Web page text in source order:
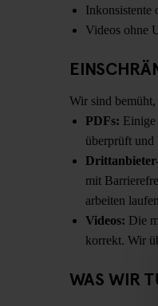
Inkonsistente
Videos ohne
Wir sind bemüht,
PDFs: Einige
überprüft und
mit
arbeiten
Videos: Die
korrekt. Wir
WAS WIR